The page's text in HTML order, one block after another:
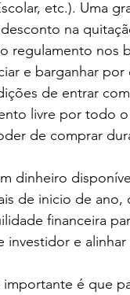
etc.). Uma
na
regulamento nos
e barganhar
de entrar
livre por todo
de comprar
dinheiro
de inicio de ano,
financeira
e
importante é que